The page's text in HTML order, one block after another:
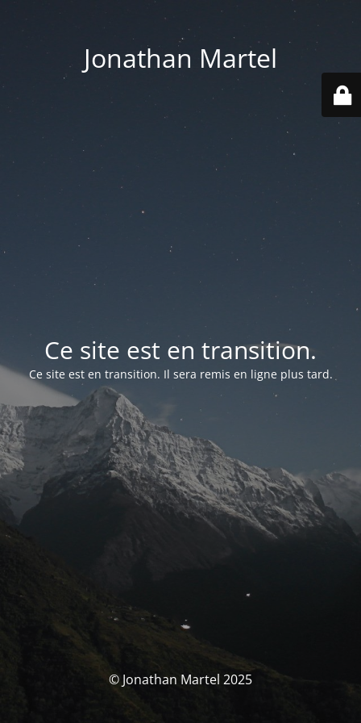
Jonathan Martel
Ce site est en transition.
Ce site est en transition. Il sera remis en ligne plus tard.
© Jonathan Martel 2025